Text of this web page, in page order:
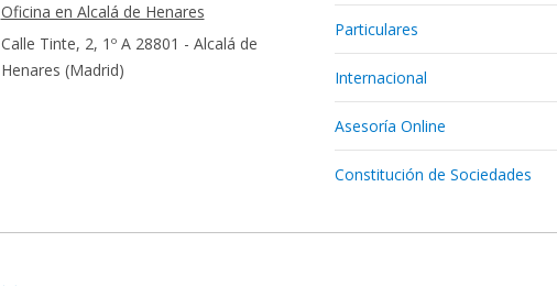
Oficina en Alcalá de Henares
Calle Tinte, 2, 1º A 28801 - Alcalá de
Henares (Madrid)
Particulares
Internacional
Asesoría Online
Constitución de Sociedades